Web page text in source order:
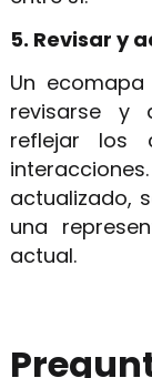
5. Revisar y
Un
revisarse y
reflejar los
actualizado,
una
actual.